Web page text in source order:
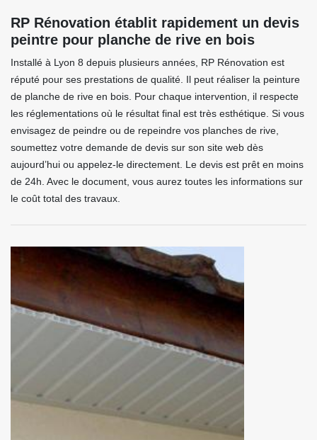
RP Rénovation établit rapidement un devis
peintre pour planche de rive en bois
Installé à Lyon 8 depuis plusieurs années, RP Rénovation est
réputé pour ses prestations de qualité. Il peut réaliser la peinture
de planche de rive en bois. Pour chaque intervention, il respecte
les réglementations où le résultat final est très esthétique. Si vous
envisagez de peindre ou de repeindre vos planches de rive,
soumettez votre demande de devis sur son site web dès
aujourd’hui ou appelez-le directement. Le devis est prêt en moins
de 24h. Avec le document, vous aurez toutes les informations sur
le coût total des travaux.